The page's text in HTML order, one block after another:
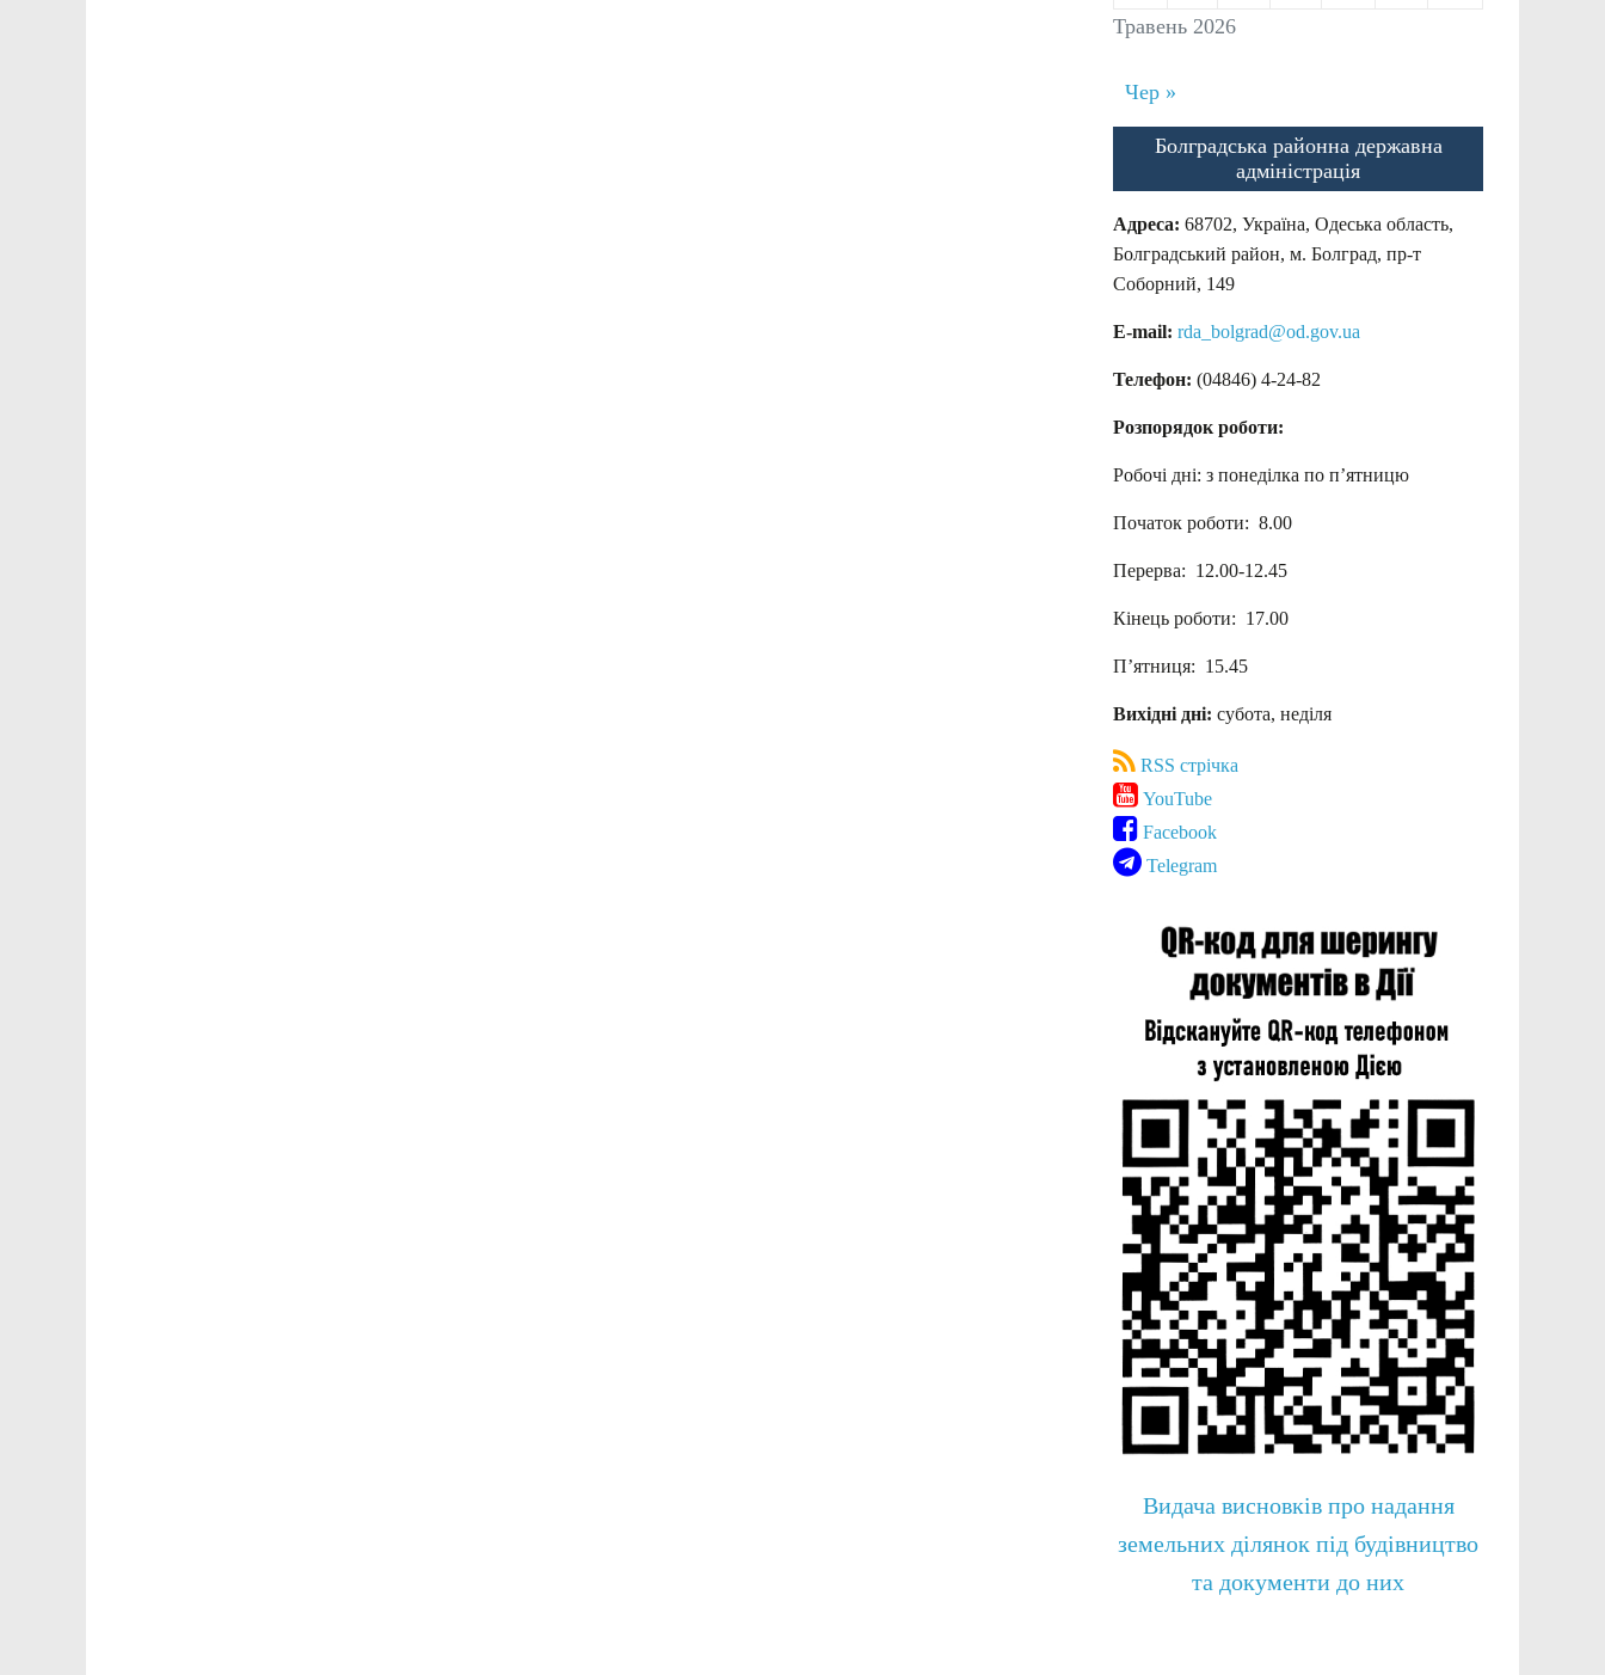
Травень 2026
Чер »
Болградська районна державна
адміністрація
Адреса: 68702, Україна, Одеська область,
Болградський район, м. Болград, пр-т
Соборний, 149
E-mail: rda_bolgrad@od.gov.ua
Телефон: (04846) 4-24-82
Розпорядок роботи:
Робочі дні: з понеділка по п’ятницю
Початок роботи: 8.00
Перерва: 12.00-12.45
Кінець роботи: 17.00
П’ятниця: 15.45
Вихідні дні: субота, неділя
RSS стрічка
YouTube
Facebook
Telegram
Видача висновків про надання
земельних ділянок під будівництво
та документи до них